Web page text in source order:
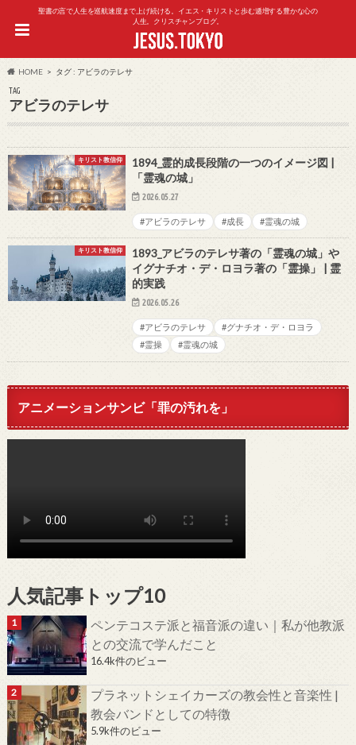
聖書の言で人生を巡航速度まで上げ続ける。イエス・キリストと歩む逓増する豊かな心の
人生。クリスチャンブログ。
HOME タグ : アビラのテレサ
TAG
アビラのテレサ
キリスト教信仰
1894_霊的成長段階の一つのイメージ図 |
「霊魂の城」
2026.05.27
#アビラのテレサ #成長 #霊魂の城
キリスト教信仰
1893_アビラのテレサ著の「霊魂の城」や
イグナチオ・デ・ロヨラ著の「霊操」 | 霊
的実践
2026.05.26
#アビラのテレサ
#グナチオ・デ・ロヨラ
#霊操
#霊魂の城
アニメーションサンビ「罪の汚れを」
人気記事トップ10
ペンテコステ派と福音派の違い｜私が他教派
との交流で学んだこと
16.4k件のビュー
プラネットシェイカーズの教会性と音楽性 |
教会バンドとしての特徴
5.9k件のビュー